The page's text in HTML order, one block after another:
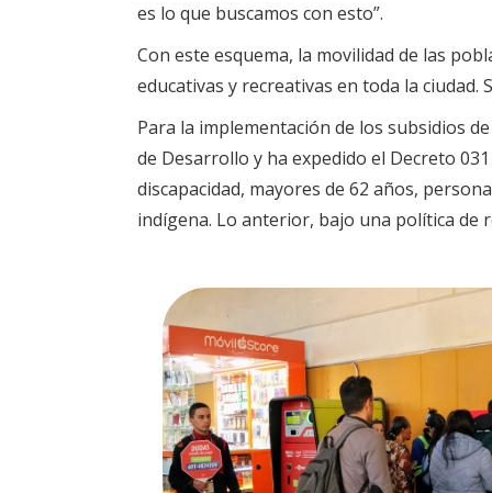
es lo que buscamos con esto”.
Con este esquema, la movilidad de las
educativas y recreativas en toda la
Para la implementación de los subsidios
de Desarrollo y ha expedido el Decreto
discapacidad, mayores de 62 años,
indígena. Lo anterior, bajo una política de